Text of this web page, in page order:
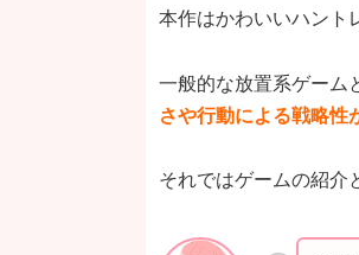
本作はかわいいハント
一般的な放置系ゲーム
さや行動による戦略性
それではゲームの紹介